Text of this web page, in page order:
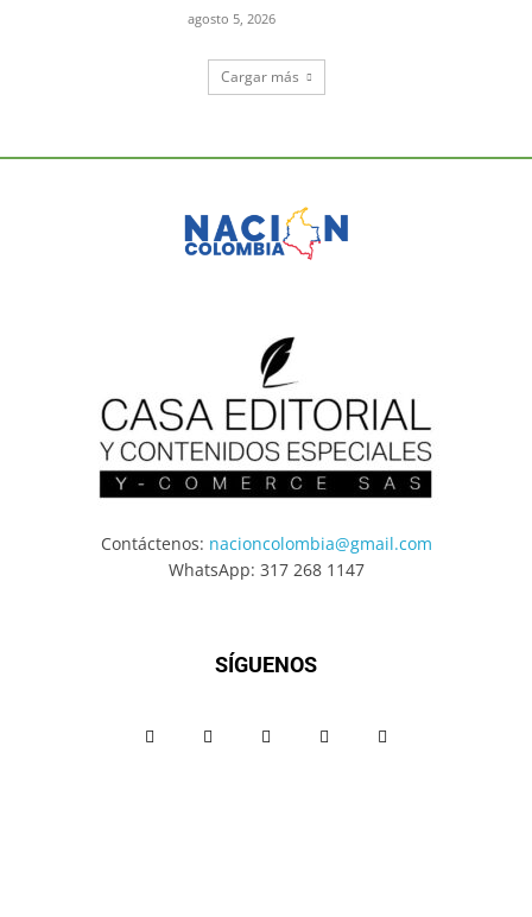
agosto 5, 2026
Cargar más
Contáctenos: nacioncolombia@gmail.com
WhatsApp: 317 268 1147
SÍGUENOS